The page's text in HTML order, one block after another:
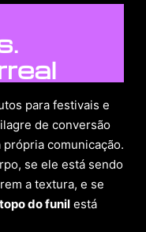
para festivais e
de conversão
comunicação.
se ele está sendo
a textura, e se
topo do funil está